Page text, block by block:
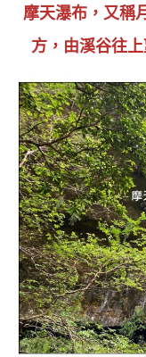
摩天瀑布，又稱
方，由溪谷往